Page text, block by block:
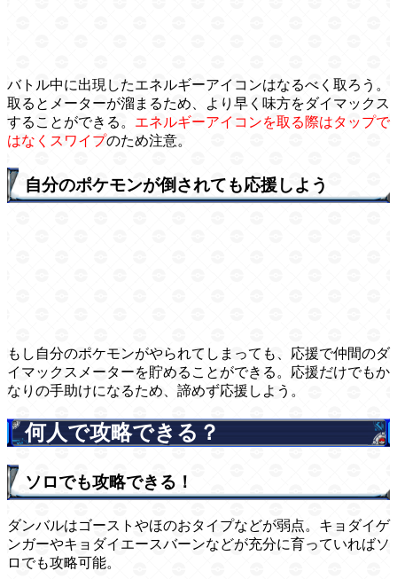
バトル中に出現したエネルギーアイコンはなるべく取ろう。
取るとメーターが溜まるため、より早く味方をダイマックス
することができる。 エネルギーアイコンを取る際はタップで
はなくスワイプのため注意。
自分のポケモンが倒されても応援しよう
もし自分のポケモンがやられてしまっても、応援で仲間のダ
イマックスメーターを貯めることができる。応援だけでもか
なりの手助けになるため、諦めず応援しよう。
何人で攻略できる？
ソロでも攻略できる！
ダンバルはゴーストやほのおタイプなどが弱点。キョダイゲ
ンガーやキョダイエースバーンなどが充分に育っていればソ
ロでも攻略可能。